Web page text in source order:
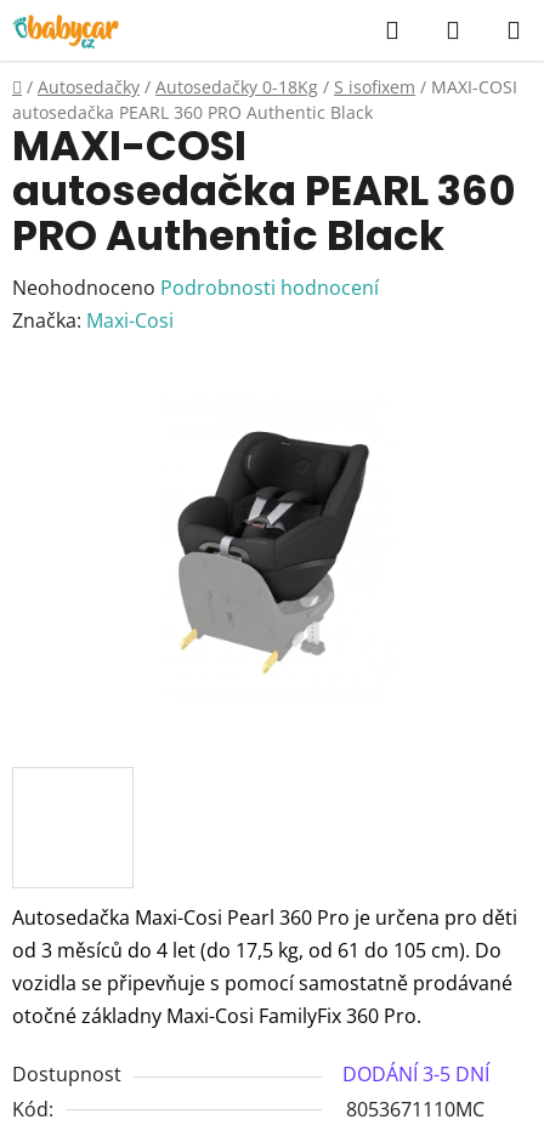
Přejít
na
obsah
Hledat
KOŠÍK
Domů
/ Autosedačky / Autosedačky 0-18Kg / S isofixem / MAXI-COSI
autosedačka PEARL 360 PRO Authentic Black
Autosedačka Maxi-Cosi Pearl 360 Pro je určena pro děti
od 3 měsíců do 4 let (do 17,5 kg, od 61 do 105 cm). Do
vozidla se připevňuje s pomocí samostatně prodávané
otočné základny Maxi-Cosi FamilyFix 360 Pro.
Dostupnost
DODÁNÍ 3-5 DNÍ
Kód:
8053671110MC
MAXI-COSI
autosedačka PEARL 360
PRO Authentic Black
Průměrné
hodnocení
Neohodnoceno Podrobnosti hodnocení
Značka: Maxi-Cosi